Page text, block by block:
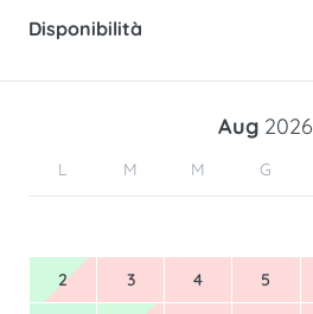
Disponibilità
Aug2026
L M M G
2 3 4 5